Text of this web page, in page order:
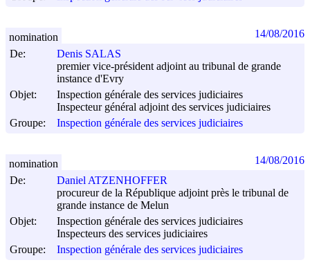
De:
Denis SALAS
premier vice-président adjoint au tribunal de grande
instance d'Evry
Objet:
Inspection générale des services judiciaires
Inspecteur général adjoint des services judiciaires
Groupe:
Inspection générale des services judiciaires
nomination 14/08/2016
De:
Daniel ATZENHOFFER
procureur de la République adjoint près le tribunal de
grande instance de Melun
Objet:
Inspection générale des services judiciaires
Inspecteurs des services judiciaires
Groupe:
Inspection générale des services judiciaires
nomination 14/08/2016